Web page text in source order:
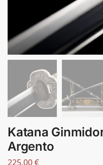
Katana
Argento
225,00€